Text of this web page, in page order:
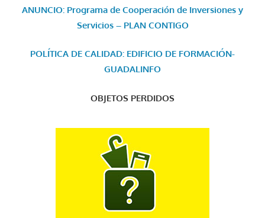
ANUNCIO: Programa de Cooperación de Inversiones y
Servicios – PLAN CONTIGO
POLÍTICA DE CALIDAD: EDIFICIO DE FORMACIÓN-
GUADALINFO
OBJETOS PERDIDOS